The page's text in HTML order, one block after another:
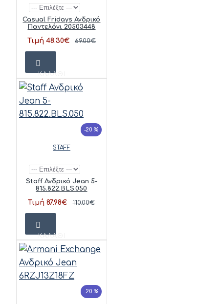
Casual Fridays Ανδρικό
Παντελόνι 20503448
Τιμή 48.30€ 69.00€
ΚΑΛΆΘΙ
-20 %
STAFF
Staff Ανδρικό Jean 5-
815.822.BLS.050
Τιμή 87.98€ 110.00€
ΚΑΛΆΘΙ
-20 %